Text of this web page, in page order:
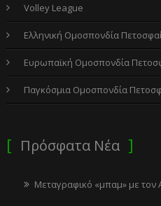
Volley League
Ελληνική Ομοσπονδία
Ευρωπαϊκή Ομοσπονδία
Παγκόσμια Ομοσπονδία
Πρόσφατα Νέα
Μεταγραφικό «μπαμ» με